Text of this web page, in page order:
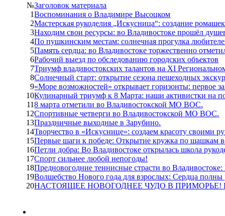
№Заголовок материала
1Воспоминания о Владимире Высоцком
2Мастерская рукоделия „Искусница“: создание
3Находим свои ресурсы: во Владивостоке прошёл
4По пушкинским местам: солнечная прогулка
5Память сердца: во Владивостоке торжественно
6Рабочий выезд по обследованию городских объектов
7Триумф владивостокских талантов на XI
8Солнечный старт: открытие сезона пешеходных
9«Море возможностей» открывает горизонты: первое
10Кулинарный триумф к 8 Марта: наши активистки на
118 марта отметили во Владивостокской МО ВОС.
12Спортивные четверги во Владивостокской МО ВОС.
13Праздничные выходные в Зарубино.
14Творчество в «Искуснице»: создаем красоту своими
15Первые шаги к победе: Открытие кружка по шашкам
16Петли добра: Во Владивостоке открылась школа
17Спорт сильнее любой непогоды!
18Предновогодние теннисные страсти во
19Волшебство Нового года для взрослых: Сердца
20НАСТОЯЩЕЕ НОВОГОДНЕЕ ЧУДО В